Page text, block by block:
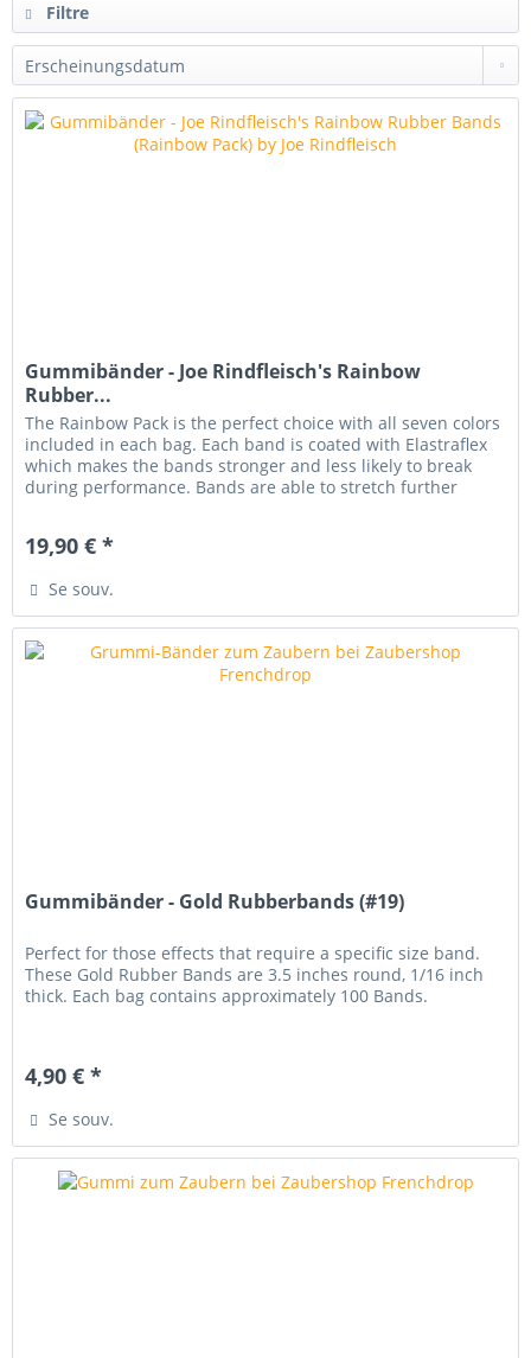
Filtre
Gummibänder - Joe Rindfleisch's Rainbow
Rubber...
The Rainbow Pack is the perfect choice with all seven colors
included in each bag. Each band is coated with Elastraflex
which makes the bands stronger and less likely to break
during performance. Bands are able to stretch further
19,90 € *
Se souv.
Gummibänder - Gold Rubberbands (#19)
Perfect for those effects that require a specific size band.
These Gold Rubber Bands are 3.5 inches round, 1/16 inch
thick. Each bag contains approximately 100 Bands.
4,90 € *
Se souv.